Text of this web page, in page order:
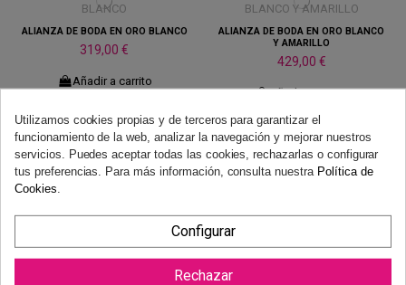
ALIANZA DE BODA EN ORO BLANCO
319,00 €
Añadir a carrito
ALIANZA DE BODA EN ORO BLANCO
Y AMARILLO
429,00 €
Añadir a carrito
ALIANZA DE BODA EN ORO BLANCO
Utilizamos cookies propias y de terceros para garantizar el
funcionamiento de la web, analizar la navegación y mejorar nuestros
servicios. Puedes aceptar todas las cookies, rechazarlas o configurar
tus preferencias. Para más información, consulta nuestra Política de
Cookies
Configurar
Rechazar